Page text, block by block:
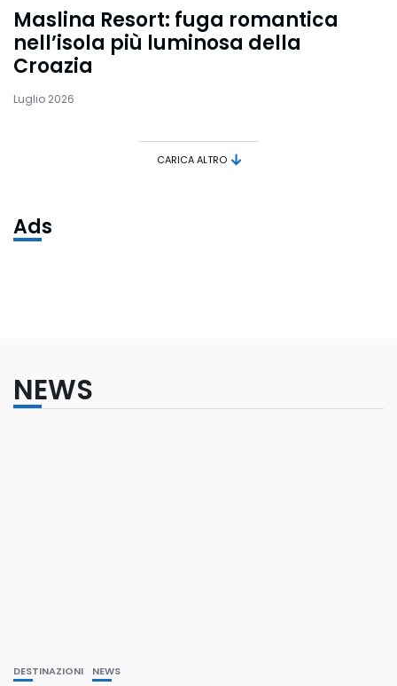
Maslina Resort: fuga romantica
nell’isola più luminosa della
Croazia
Luglio 2026
CARICA ALTRO
Ads
NEWS
DESTINAZIONI NEWS